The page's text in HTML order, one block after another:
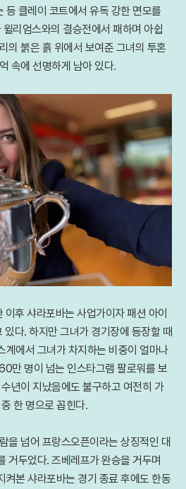
등 클레이 코트에서 유독 강한 면모를
리엄스와의 결승전에서 패하며 아쉽
의 붉은 흙 위에서 보여준 그녀의 투혼
속에 선명하게 남아 있다.
후 샤라포바는 사업가이자 패션 아이
다. 하지만 그녀가 경기장에 등장할 때
계에서 그녀가 차지하는 비중이 얼마나
만 명이 넘는 인스타그램 팔로워를 보
년이 지났음에도 불구하고 여전히 가
한 명으로 꼽힌다.
을 넘어 프랑스오픈이라는 상징적인 대
거두었다. 즈베레프가 완승을 거두며
켜본 샤라포바는 경기 종료 후에도 한동